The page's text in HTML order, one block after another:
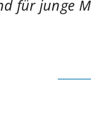
für junge